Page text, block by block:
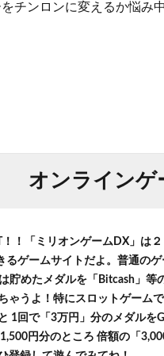
チンロンに変えるか悩み中
オンラインゲ
！「ミリオンゲームDX」は２
るゲームサイトだよ。普通のゲ
貯めたメダルを「Bitcash」等
ゃうよ！特にスロットゲーム
1回で「3万円」分のメダルを
円分のところ 倍額の「